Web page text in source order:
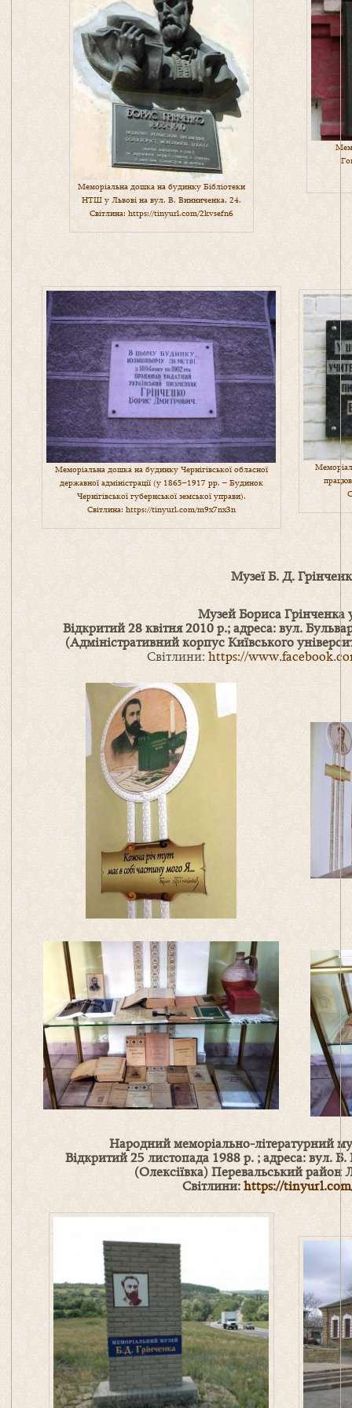
Меморіальна дошка на будинку Бібліотеки
НТШ у Львові на вул. В. Винниченка, 24.
Світлина: https://tinyurl.com/2kvsefn6
Меморіальна дошка на будинку Чернігівської обласної
державної адміністрації (у 1865–1917 рр. – Будинок
Чернігівської губернської земської управи).
Світлина: https://tinyurl.com/m9x7nx3n
Музеї Б. Д.
Музей Бориса Грінченка
Відкритий 28 квітня 2010 р.; адреса: вул.
(Адміністративний корпус Київського
Світлини: https://
Народний меморіально-літературний
Відкритий 25 листопада 1988 р. ; адреса: вул.
(Олексіївка) Перевальський район
Світлини:https://